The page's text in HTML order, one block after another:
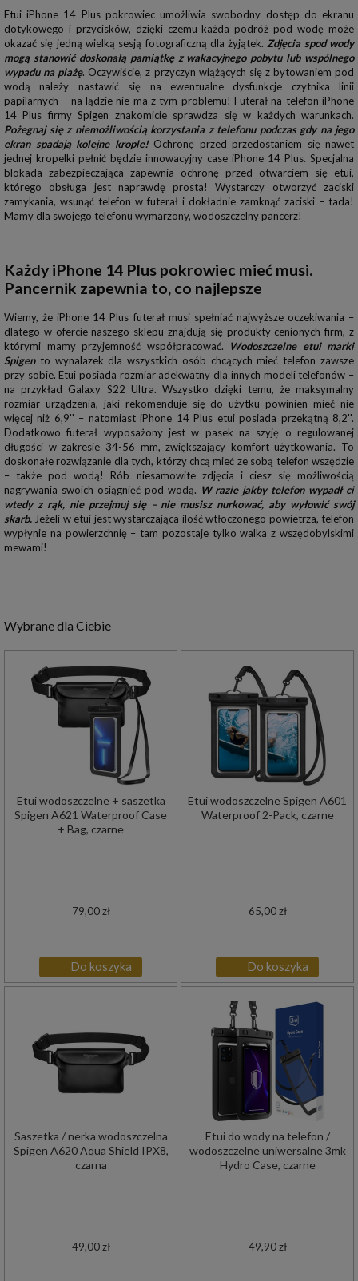
Etui iPhone 14 Plus pokrowiec umożliwia swobodny dostęp do ekranu
dotykowego i przycisków, dzięki czemu każda podróż pod wodę może
okazać się jedną wielką sesją fotograficzną dla żyjątek. Zdjęcia spod wody
mogą stanowić doskonałą pamiątkę z wakacyjnego pobytu lub wspólnego
wypadu na plażę. Oczywiście, z przyczyn wiążących się z bytowaniem pod
wodą należy nastawić się na ewentualne dysfunkcje czytnika linii
papilarnych – na lądzie nie ma z tym problemu! Futerał na telefon iPhone
14 Plus firmy Spigen znakomicie sprawdza się w każdych warunkach.
Pożegnaj się z niemożliwością korzystania z telefonu podczas gdy na jego
ekran spadają kolejne krople!Ochronę przed przedostaniem się nawet
jednej kropelki pełnić będzie innowacyjny case iPhone 14 Plus. Specjalna
blokada zabezpieczająca zapewnia ochronę przed otwarciem się etui,
którego obsługa jest naprawdę prosta! Wystarczy otworzyć zaciski
zamykania, wsunąć telefon w futerał i dokładnie zamknąć zaciski – tada!
Mamy dla swojego telefonu wymarzony, wodoszczelny pancerz!
Każdy iPhone 14 Plus pokrowiec mieć musi.
Pancernik zapewnia to, co najlepsze
Wiemy, że iPhone 14 Plus futerał musi spełniać najwyższe oczekiwania –
dlatego w ofercie naszego sklepu znajdują się produkty cenionych firm, z
którymi mamy przyjemność współpracować.
Wodoszczelne etui marki
Spigento wynalazek dla wszystkich osób chcących mieć telefon zawsze
przy sobie. Etui posiada rozmiar adekwatny dla innych modeli telefonów –
na przykład Galaxy S22 Ultra. Wszystko dzięki temu, że maksymalny
rozmiar urządzenia, jaki rekomenduje się do użytku powinien mieć nie
więcej niż 6,9'' – natomiast iPhone 14 Plus etui posiada przekątną 8,2''.
Dodatkowo futerał wyposażony jest w pasek na szyję o regulowanej
długości w zakresie 34-56 mm, zwiększający komfort użytkowania. To
doskonałe rozwiązanie dla tych, którzy chcą mieć ze sobą telefon wszędzie
– także pod wodą! Rób niesamowite zdjęcia i ciesz się możliwością
nagrywania swoich osiągnięć pod wodą. W razie jakby telefon wypadł ci
wtedy z rąk, nie przejmuj się – nie musisz nurkować, aby wyłowić swój
skarb. Jeżeli w etui jest wystarczająca ilość wtłoczonego powietrza, telefon
wypłynie na powierzchnię – tam pozostaje tylko walka z wszędobylskimi
mewami!
Wybrane dla Ciebie
Etui wodoszczelne + saszetka
Spigen A621 Waterproof Case
+ Bag, czarne
79,00 zł
Do koszyka
Etui wodoszczelne Spigen A601
Waterproof 2-Pack, czarne
65,00 zł
Do koszyka
Saszetka / nerka wodoszczelna
Spigen A620 Aqua Shield IPX8,
czarna
49,00 zł
Etui do wody na telefon /
wodoszczelne uniwersalne 3mk
Hydro Case, czarne
49,90 zł